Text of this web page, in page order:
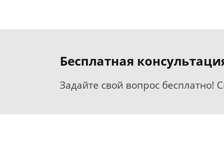
Бесплатная
Задайте свой вопрос бесплатно!